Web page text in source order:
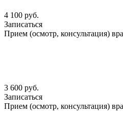
4 100 руб.
Записаться
Прием (осмотр, консультация)
3 600 руб.
Записаться
Прием (осмотр, консультация)